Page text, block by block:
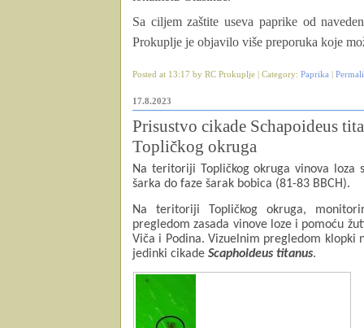
Sa ciljem zaštite useva paprike od
Prokuplje je objavilo više preporuka koje
Posted at 13:17 by RC Prokuplje | Category: Paprika
17.8.2023
Prisustvo cikade Schapoideus
Topličkog okruga
Na teritoriji Topličkog okruga vinova loza
šarka do faze šarak bobica (81-83 BBCH).
Na teritoriji Topličkog okruga,
pregledom zasada vinove loze i pomoću
Viča i Podina. Vizuelnim pregledom
jedinki cikade Scaphoideus titanus.